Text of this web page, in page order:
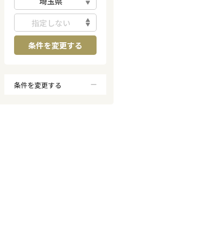
指定しない
条件を変更する
条件を変更する